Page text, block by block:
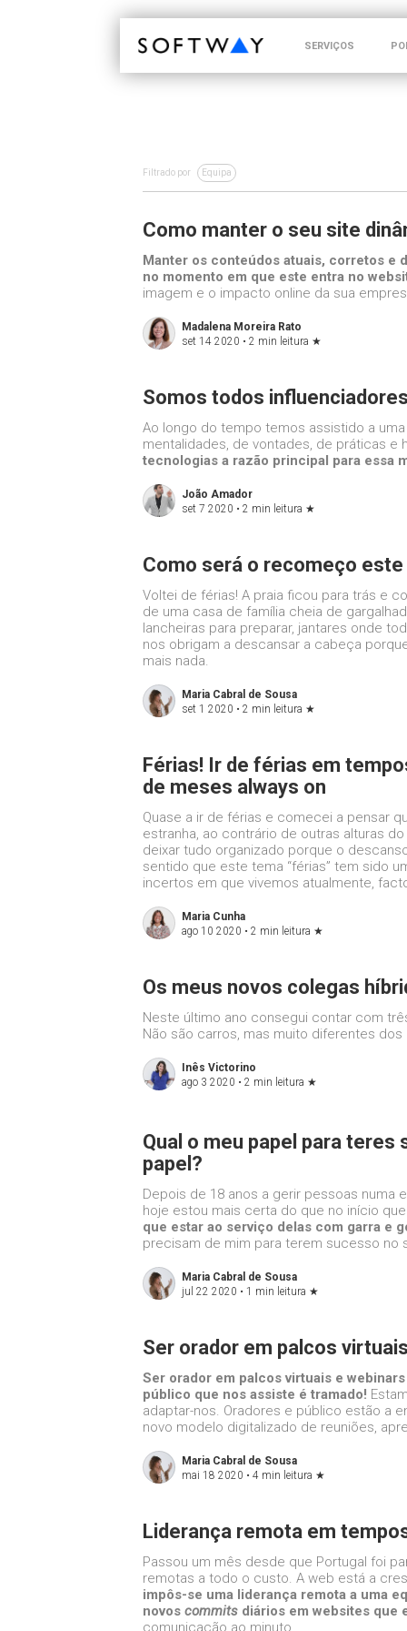
SERVIÇOS
Filtrado por Equipa
Como manter o seu site
Manter os conteúdos atuais, corretos e
no momento em que este entra no
imagem e o impacto online da sua
Madalena Moreira Rato
set 14 2020 • 2 min leitura ★
Somos todos
Ao longo do tempo temos assistido a
mentalidades, de vontades, de práticas e
tecnologias a razão principal para essa
João Amador
set 7 2020 • 2 min leitura ★
Como será o recomeço este
Voltei de férias! A praia ficou para trás e
de uma casa de família cheia de
lancheiras para preparar, jantares onde
nos obrigam a descansar a cabeça
mais nada.
Maria Cabral de Sousa
set 1 2020 • 2 min leitura ★
Férias! Ir de férias em
de meses always on
Quase a ir de férias e comecei a pensar
estranha, ao contrário de outras alturas
deixar tudo organizado porque o
sentido que este tema “férias” tem sido
incertos em que vivemos atualmente,
Maria Cunha
ago 10 2020 • 2 min leitura ★
Os meus novos colegas
Neste último ano consegui contar com
Não são carros, mas muito diferentes
Inês Victorino
ago 3 2020 • 2 min leitura ★
Qual o meu papel para teres
papel?
Depois de 18 anos a gerir pessoas numa
hoje estou mais certa do que no início
que estar ao serviço delas com garra e
precisam de mim para terem sucesso no
Maria Cabral de Sousa
jul 22 2020 • 1 min leitura ★
Ser orador em palcos
Ser orador em palcos virtuais e
público que nos assiste é tramado!
adaptar-nos. Oradores e público estão a
novo modelo digitalizado de reuniões,
Maria Cabral de Sousa
mai 18 2020 • 4 min leitura ★
Liderança remota em
Passou um mês desde que Portugal foi
remotas a todo o custo. A web está a
impôs-se uma liderança remota a uma
novos commits diários em websites que
comunicação ao minuto.